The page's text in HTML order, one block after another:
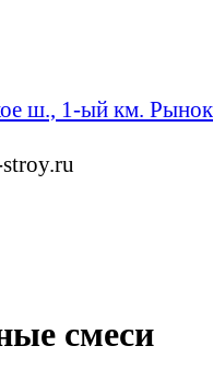
ш., 1-ый км.
смеси